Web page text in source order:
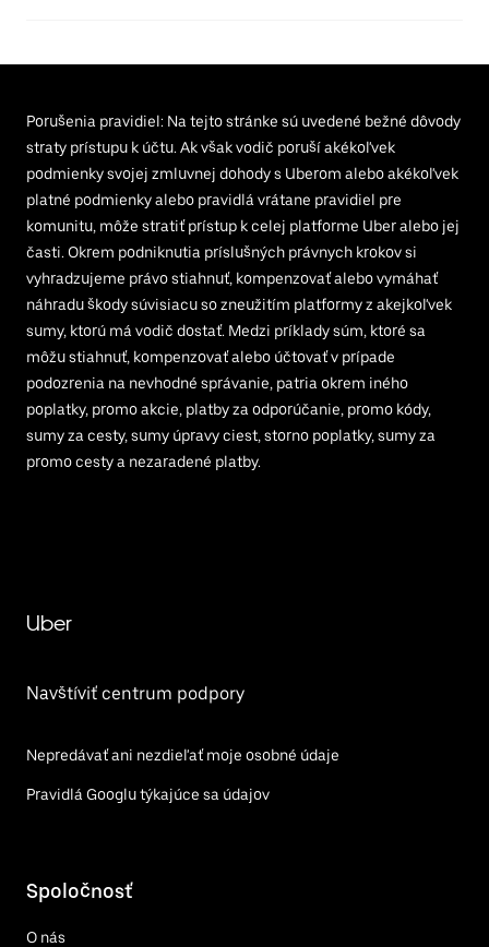
Porušenia pravidiel: Na tejto stránke sú uvedené bežné dôvody
straty prístupu k účtu. Ak však vodič poruší akékoľvek
podmienky svojej zmluvnej dohody s Uberom alebo akékoľvek
platné podmienky alebo pravidlá vrátane pravidiel pre
komunitu, môže stratiť prístup k celej platforme Uber alebo jej
časti. Okrem podniknutia príslušných právnych krokov si
vyhradzujeme právo stiahnuť, kompenzovať alebo vymáhať
náhradu škody súvisiacu so zneužitím platformy z akejkoľvek
sumy, ktorú má vodič dostať. Medzi príklady súm, ktoré sa
môžu stiahnuť, kompenzovať alebo účtovať v prípade
podozrenia na nevhodné správanie, patria okrem iného
poplatky, promo akcie, platby za odporúčanie, promo kódy,
sumy za cesty, sumy úpravy ciest, storno poplatky, sumy za
promo cesty a nezaradené platby.
Uber
Navštíviť centrum podpory
Nepredávať ani nezdieľať moje osobné údaje
Pravidlá Googlu týkajúce sa údajov
Spoločnosť
O nás